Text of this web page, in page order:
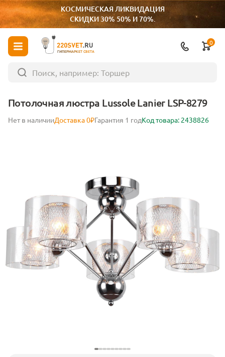
КОСМИЧЕСКАЯ ЛИКВИДАЦИЯ
СКИДКИ 30% 50% И 70%.
ГИПЕРМАРКЕТ СВЕТА
0
Потолочная люстра Lussole Lanier LSP-8279
Нет в наличииДоставка 0₽Гарантия 1 годКод товара: 2438826